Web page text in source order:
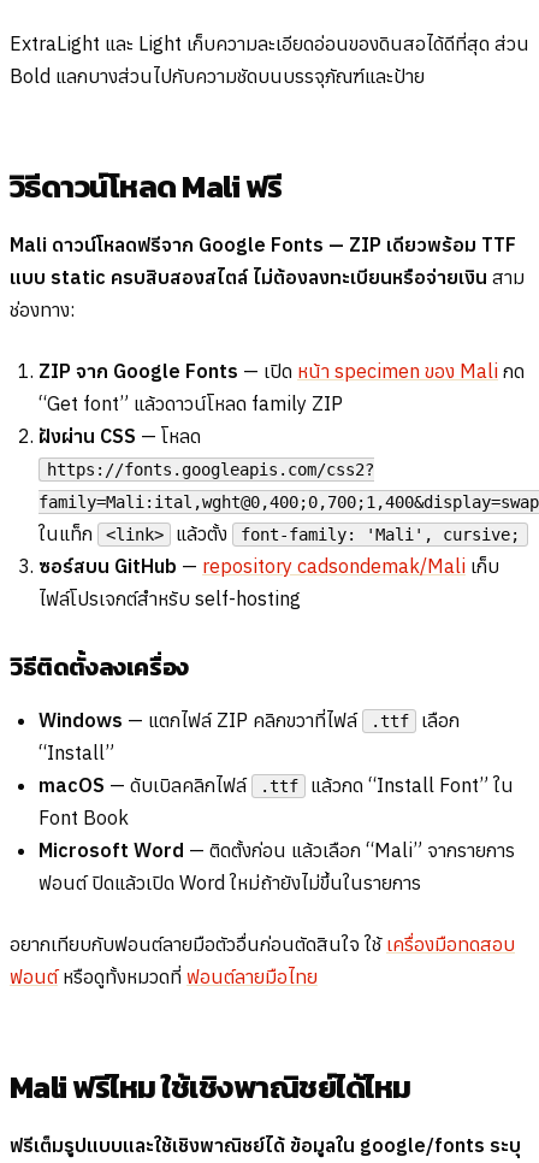
ExtraLight และ Light เก็บความละเอียดอ่อนของดินสอได้ดีที่สุด ส่วน
Bold แลกบางส่วนไปกับความชัดบนบรรจุภัณฑ์และป้าย
วิธีดาวน์โหลด Mali ฟรี
Mali ดาวน์โหลดฟรีจาก Google Fonts — ZIP เดียวพร้อม TTF
แบบ static ครบสิบสองสไตล์ ไม่ต้องลงทะเบียนหรือจ่ายเงิน สาม
ช่องทาง:
ZIP จาก Google Fonts — เปิด หน้า specimen ของ Mali กด
“Get font” แล้วดาวน์โหลด family ZIP
ฝังผ่าน CSS — โหลด
https://fonts.googleapis.com/css2?
family=Mali:ital,wght@0,400;0,700;1,400&display=swap
ในแท็ก <link> แล้วตั้ง font-family: 'Mali', cursive;
ซอร์สบน GitHub — repository cadsondemak/Mali เก็บ
ไฟล์โปรเจกต์สำหรับ self-hosting
วิธีติดตั้งลงเครื่อง
Windows — แตกไฟล์ ZIP คลิกขวาที่ไฟล์ .ttf
เลือก
“Install”
macOS — ดับเบิลคลิกไฟล์ .ttf
แล้วกด “Install Font” ใน
Font Book
Microsoft Word — ติดตั้งก่อน แล้วเลือก “Mali” จากรายการ
ฟอนต์ ปิดแล้วเปิด Word ใหม่ถ้ายังไม่ขึ้นในรายการ
อยากเทียบกับฟอนต์ลายมือตัวอื่นก่อนตัดสินใจ ใช้ เครื่องมือทดสอบ
ฟอนต์หรือดูทั้งหมวดที่ ฟอนต์ลายมือไทย
Mali ฟรีไหม ใช้เชิงพาณิชย์ได้ไหม
ฟรีเต็มรูปแบบและใช้เชิงพาณิชย์ได้ ข้อมูลใน google/fonts ระบุ